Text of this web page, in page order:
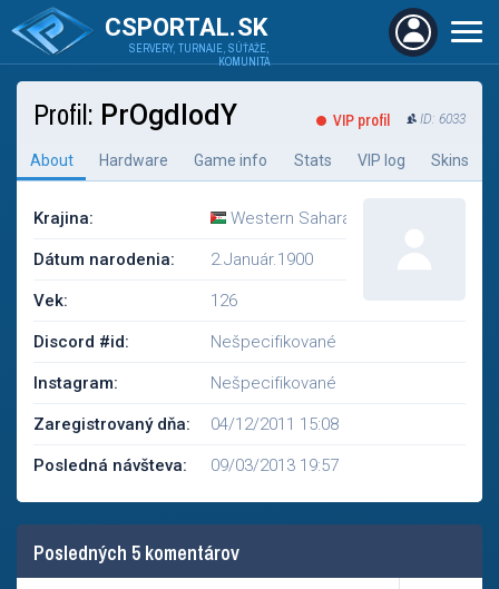
CSPORTAL.SK
SERVERY, TURNAJE, SÚŤAŽE,
KOMUNITA
Profil: PrOgdIodY VIP profil ID: 6033
About Hardware Game info Stats VIP log Skins
Krajina: Western Sahara
Dátum narodenia: 2.Január.1900
Vek: 126
Discord #id: Nešpecifikované
Instagram: Nešpecifikované
Zaregistrovaný dňa: 04/12/2011 15:08
Posledná návšteva: 09/03/2013 19:57
Posledných 5 komentárov